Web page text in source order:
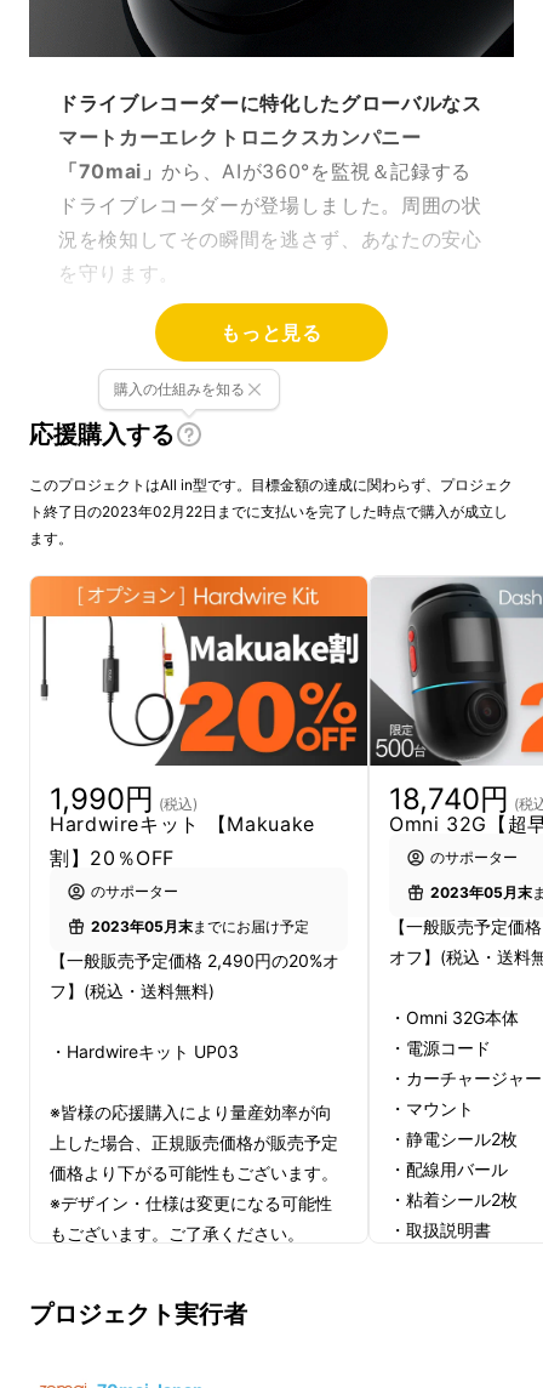
ドライブレコーダーに特化したグローバルなス
マートカーエレクトロニクスカンパニー
「70mai」から、AIが360°を監視＆記録する
ドライブレコーダーが登場しました。周囲の状
況を検知してその瞬間を逃さず、あなたの安心
を守ります。
もっと見る
応援購入する
購入の仕組みを知る
このプロジェクトはAll in型です。目標金額の達成に関わらず、プロジェク
ト終了日の2023年02月22日までに支払いを完了した時点で購入が成立し
ます。
1,990円 (税込)
Hardwireキット 【Makuake
割】20％OFF
のサポーター
2023年05月末までにお届け予定
【一般販売予定価格 2,490円の20%オ
フ】(税込・送料無料)
・Hardwireキット UP03
※皆様の応援購入により量産効率が向
上した場合、正規販売価格が販売予定
価格より下がる可能性もございます。
※デザイン・仕様は変更になる可能性
もございます。ご了承ください。
遅れる場合があります。
18,740円 (税
Omni 32G【超
のサポーター
2023年05月末
【一般販売予定価
オフ】(税込・送料
・Omni 32G本体
・電源コード
・カーチャージャー
・マウント
・静電シール2枚
・配線用バール
・粘着シール2枚
・取扱説明書
プロジェクト実行者